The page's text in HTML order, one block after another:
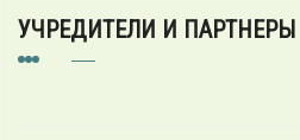
УЧРЕДИТЕЛИ И ПАРТНЕРЫ